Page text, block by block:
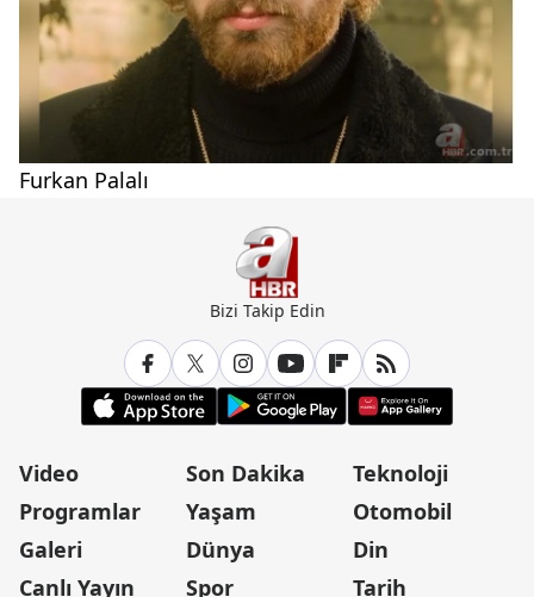
Furkan Palalı
Bizi Takip Edin
Video
Programlar
Galeri
Canlı Yayın
Son Dakika
Yaşam
Dünya
Spor
Teknoloji
Otomobil
Din
Tarih